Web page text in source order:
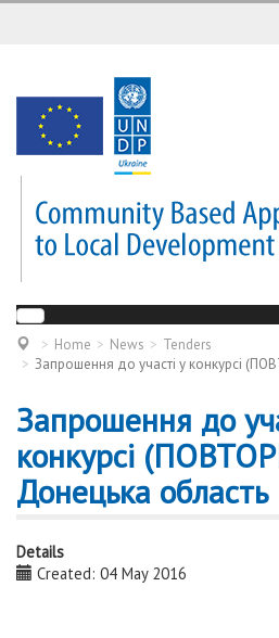
Home News
Tenders
Запрошення до участі у конкурсі
Запрошення до
конкурсі
Донецька область
Details
Created: 04 May 2016